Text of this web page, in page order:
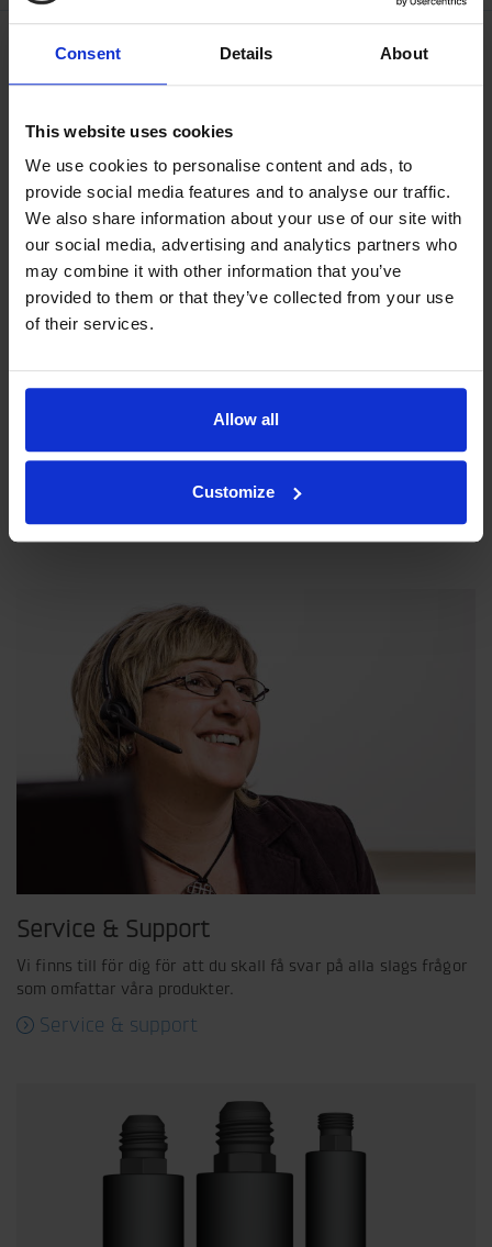
Consent Details About
This website uses cookies
We use cookies to personalise content and ads, to
provide social media features and to analyse our traffic.
We also share information about your use of our site with
our social media, advertising and analytics partners who
may combine it with other information that you’ve
provided to them or that they’ve collected from your use
of their services.
Allow all
Customize
Indexators strategiska kompass
en gemensam bild av hur vår verksamhet ska bedrivas.
Läs vår strategiska kompass här
Service & Support
Vi finns till för dig för att du skall få svar på alla slags frågor
som omfattar våra produkter.
Service & support